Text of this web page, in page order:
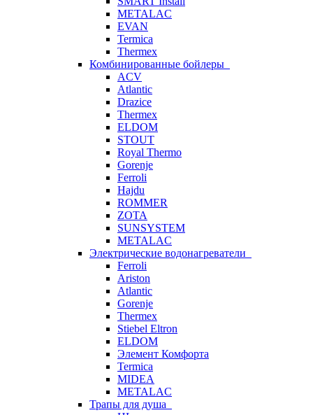
METALAC
EVAN
Termica
Thermex
Комбинированные бойлеры
ACV
Atlantic
Drazice
Thermex
ELDOM
STOUT
Royal Thermo
Gorenje
Ferroli
Hajdu
ROMMER
ZOTA
SUNSYSTEM
METALAC
Электрические водонагреватели
Ferroli
Ariston
Atlantic
Gorenje
Thermex
Stiebel Eltron
ELDOM
Элемент Комфорта
Termica
MIDEA
METALAC
Трапы для душа